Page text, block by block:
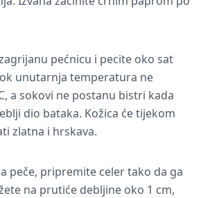
pećnicu i pecite oko sat
unutarnja temperatura ne
a sokovi ne postanu bistri kada
dio bataka. Kožica će tijekom
zlatna i hrskava.
peče, pripremite celer tako da ga
na prutiće debljine oko 1 cm,